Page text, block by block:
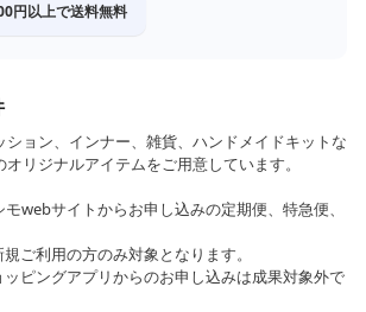
円以上で送料無料
ション、インナー、雑貨、ハンドメイドキットな
リジナルアイテムをご用意しています。
webサイトからお申し込みの定期便、特急便、
ご利用の方のみ対象となります。
ピングアプリからのお申し込みは成果対象外で